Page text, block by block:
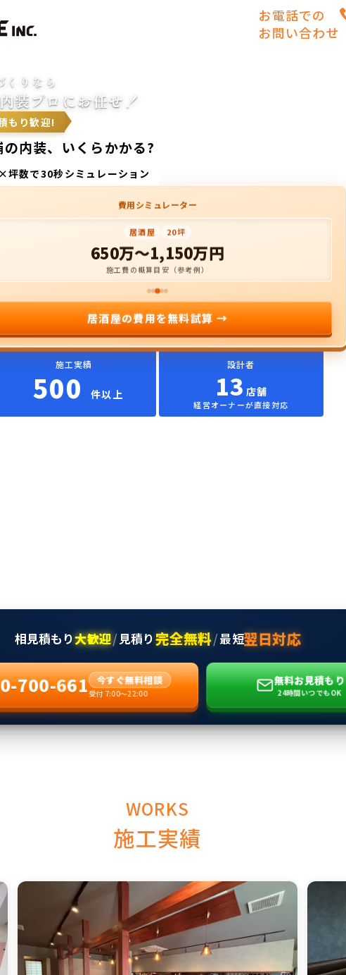
お電話での
お問い合わせ
くりなら
装プロにお任せ！
もり歓迎!
の内装、いくらかかる?
坪数で30秒 シミュレーション
費用シミュレーター
居酒屋 20坪
650万〜1,150万円
施工費の概算目安（参考例）
居酒屋の費用を無料試算 →
施工実績
500 件以上
設計者
13 店舗
経営オーナーが直接対応
相見積もり大歓迎/見積り完全無料/最短翌日対応
700-661 今すぐ無料相談
受付 7:00〜22:00
無料お見積もり
24時間いつでもOK
WORKS
施工実績